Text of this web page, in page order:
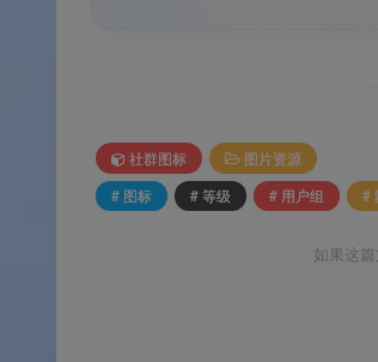
从舞蹈基础图标到专业舞者徽章
景，开箱即用。
社群图标
图片资源
# 图标
# 等级 # 用户组 #
如果这